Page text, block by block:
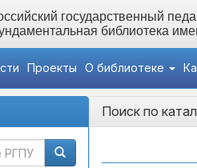
государственный
библиотека
Проекты О библиотеке
Поиск по